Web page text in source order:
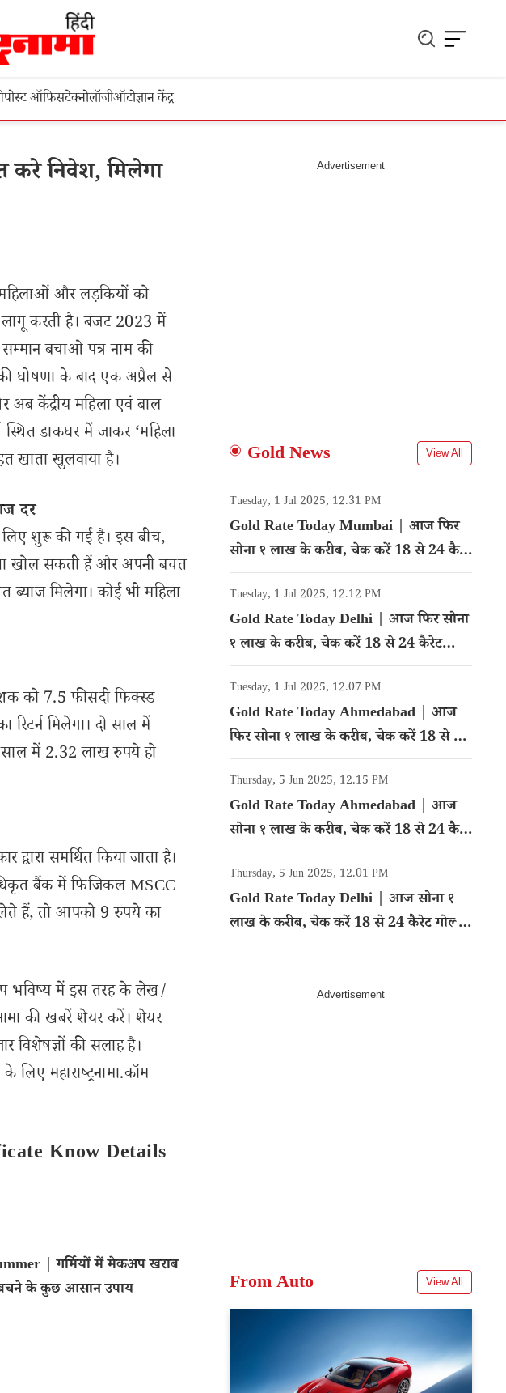
पोस्ट ऑफिसटेक्नोलॉजीऑटोज्ञान केंद्र
करे निवेश, मिलेगा
और लड़कियों को
लागू करती है। बजट 2023 में
सम्मान बचाओ पत्र नाम की
की घोषणा के बाद एक अप्रैल से
केंद्रीय महिला एवं बाल
स्थित डाकघर में जाकर ‘महिला
खाता खुलवाया है।
दर
शुरू की गई है। इस बीच,
खोल सकती हैं और अपनी बचत
मिलेगा। कोई भी महिला
को 7.5 फीसदी फिक्स्ड
मिलेगा। दो साल में
में 2.32 लाख रुपये हो
समर्थित किया जाता है।
बैंक में फिजिकल MSCC
हैं, तो आपको 9 रुपये का
भविष्य में इस तरह के लेख/
की खबरें शेयर करें। शेयर
विशेषज्ञों की सलाह है।
महाराष्ट्रनामा.कॉम
Know Details
| गर्मियों में मेकअप खराब
के कुछ आसान उपाय
Gold News View All
Tuesday, 1 Jul 2025, 12.31 PM
Gold Rate Today Mumbai | आज फिर
सोना १ लाख के करीब, चेक करें 18 से 24 कैरेट
गोल्ड का रेट
Tuesday, 1 Jul 2025, 12.12 PM
Gold Rate Today Delhi | आज फिर सोना
१ लाख के करीब, चेक करें 18 से 24 कैरेट
गोल्ड का रेट
Tuesday, 1 Jul 2025, 12.07 PM
Gold Rate Today Ahmedabad | आज
फिर सोना १ लाख के करीब, चेक करें 18 से 24
कैरेट गोल्ड का रेट
Thursday, 5 Jun 2025, 12.15 PM
Gold Rate Today Ahmedabad | आज
सोना १ लाख के करीब, चेक करें 18 से 24 कैरेट
गोल्ड का रेट
Thursday, 5 Jun 2025, 12.01 PM
Gold Rate Today Delhi | आज सोना १
लाख के करीब, चेक करें 18 से 24 कैरेट गोल्ड
का रेट
From Auto View All